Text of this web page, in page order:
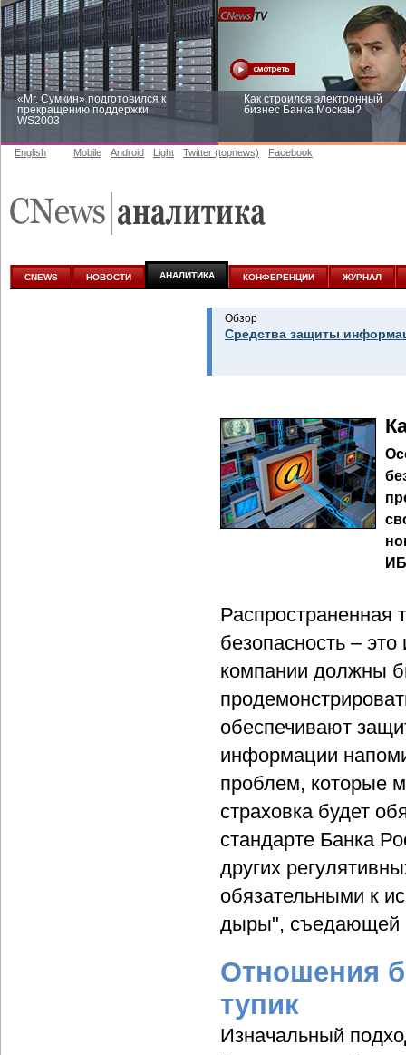
«Mr. Сумкин» подготовился к
прекращению поддержки
WS2003
Как строился электронный
бизнес Банка Москвы?
аналитике
English Mobile Android Light Twitter (topnews) Facebook
CNEWS НОВОСТИ АНАЛИТИКА КОНФЕРЕНЦИИ ЖУРНАЛ
Обзор
Средства защиты
Распространенная
безопасность –
компании должны
обеспечивают
информации
проблем, которые
страховка будет
стандарте Банка
других
обязательными к
дыры", съедающей
Отношения
тупик
Изначальный